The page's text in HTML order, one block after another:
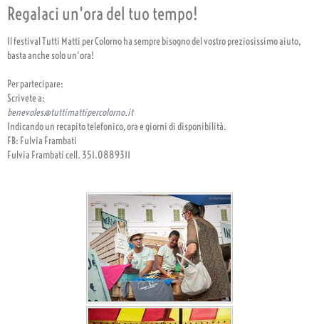
Regalaci un'ora del tuo tempo!
Il festival Tutti Matti per Colorno ha sempre bisogno del vostro preziosissimo aiuto,
basta anche solo un'ora!
Per partecipare:
Scrivete a:
benevoles@tuttimattipercolorno.it
Indicando un recapito telefonico, ora e giorni di disponibilità.
FB: Fulvia Frambati
Fulvia Frambati cell. 351.0889311